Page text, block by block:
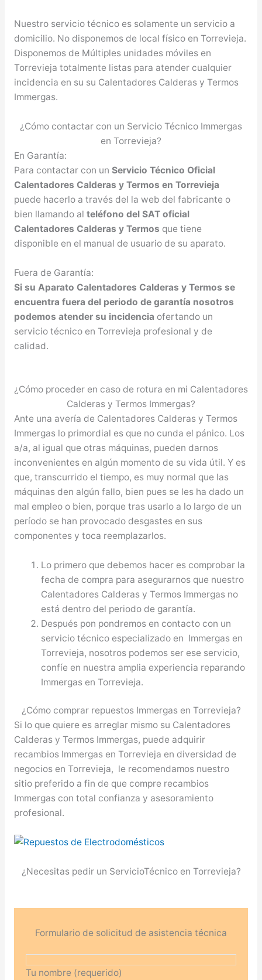
Nuestro servicio técnico es solamente un servicio a
domicilio. No disponemos de local físico en Torrevieja.
Disponemos de Múltiples unidades móviles en
Torrevieja totalmente listas para atender cualquier
incidencia en su su Calentadores Calderas y Termos
Immergas.
¿Cómo contactar con un Servicio Técnico Immergas
en Torrevieja?
En Garantía:
Para contactar con un Servicio Técnico Oficial
Calentadores Calderas y Termos en Torrevieja
puede hacerlo a través del la web del fabricante o
bien llamando al teléfono del SAT oficial
Calentadores Calderas y Termos que tiene
disponible en el manual de usuario de su aparato.
Fuera de Garantía:
Si su Aparato Calentadores Calderas y Termos se
encuentra fuera del periodo de garantía nosotros
podemos atender su incidencia ofertando un
servicio técnico en Torrevieja profesional y de
calidad.
¿Cómo proceder en caso de rotura en mi Calentadores
Calderas y Termos Immergas?
Ante una avería de Calentadores Calderas y Termos
Immergas lo primordial es que no cunda el pánico. Los
a/a, al igual que otras máquinas, pueden darnos
inconvenientes en algún momento de su vida útil. Y es
que, transcurrido el tiempo, es muy normal que las
máquinas den algún fallo, bien pues se les ha dado un
mal empleo o bien, porque tras usarlo a lo largo de un
período se han provocado desgastes en sus
componentes y toca reemplazarlos.
Lo primero que debemos hacer es comprobar la
fecha de compra para asegurarnos que nuestro
Calentadores Calderas y Termos Immergas no
está dentro del periodo de garantía.
Después pon pondremos en contacto con un
servicio técnico especializado en Immergas en
Torrevieja, nosotros podemos ser ese servicio,
confíe en nuestra amplia experiencia reparando
Immergas en Torrevieja.
¿Cómo comprar repuestos Immergas en Torrevieja?
Si lo que quiere es arreglar mismo su Calentadores
Calderas y Termos Immergas, puede adquirir
recambios Immergas en Torrevieja en diversidad de
negocios en Torrevieja, le recomendamos nuestro
sitio preferido a fin de que compre recambios
Immergas con total confianza y asesoramiento
profesional.
¿Necesitas pedir un ServicioTécnico en Torrevieja?
Formulario de solicitud de asistencia técnica
Tu nombre (requerido)